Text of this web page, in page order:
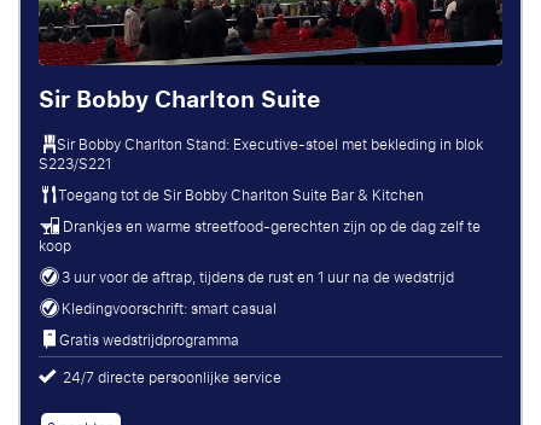
Sir Bobby Charlton Suite
Sir Bobby Charlton Stand: Executive-stoel met bekleding in blok
S223/S221
Toegang tot de Sir Bobby Charlton Suite Bar & Kitchen
Drankjes en warme streetfood-gerechten zijn op de dag zelf te
koop
3 uur voor de aftrap, tijdens de rust en 1 uur na de wedstrijd
Kledingvoorschrift: smart casual
Gratis wedstrijdprogramma
24/7 directe persoonlijke service